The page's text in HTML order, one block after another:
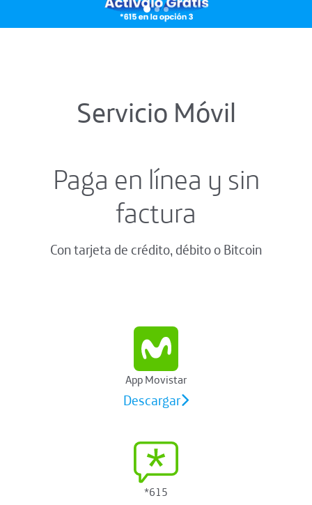
Servicio Móvil
Paga en línea y sin
factura
Con tarjeta de crédito, débito o Bitcoin
App Movistar
Descargar
*615